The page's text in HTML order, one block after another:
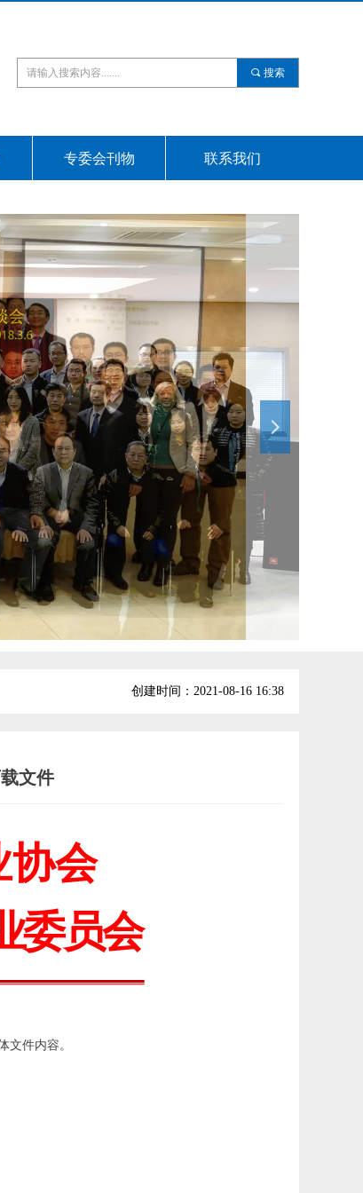
专委会刊物 联系我们
끠 搜索
넲
创建时间： 2021-08-16 16:38
文件
协会
委员会
件内容。